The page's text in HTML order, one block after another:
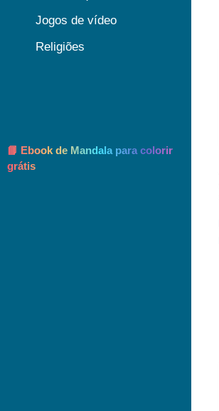
Jogos de vídeo
Religiões
📘 Ebook de Mandala para colorir
grátis